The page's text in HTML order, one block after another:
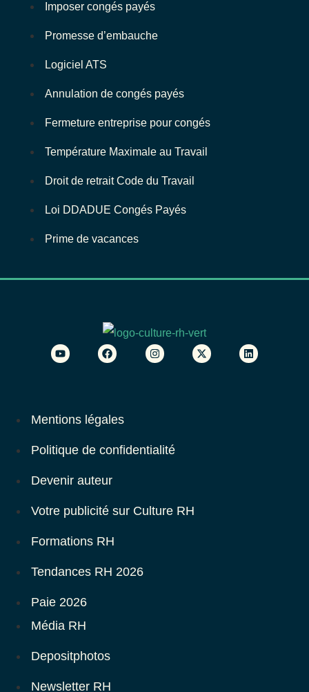
Imposer congés payés
Promesse d’embauche
Logiciel ATS
Annulation de congés payés
Fermeture entreprise pour congés
Température Maximale au Travail
Droit de retrait Code du Travail
Loi DDADUE Congés Payés
Prime de vacances
Mentions légales
Politique de confidentialité
Devenir auteur
Votre publicité sur Culture RH
Formations RH
Tendances RH 2026
Paie 2026
Média RH
Depositphotos
Newsletter RH